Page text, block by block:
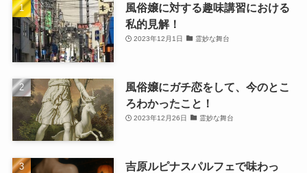
風俗嬢に対する趣味講習における
私的見解！
2023年12月1日 霊妙な舞台
風俗嬢にガチ恋をして、今のとこ
ろわかったこと！
2023年12月26日 霊妙な舞台
吉原ルピナスパルフェで味わっ